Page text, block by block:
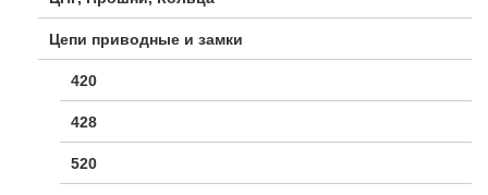
Цепи приводные и замки
420
428
520